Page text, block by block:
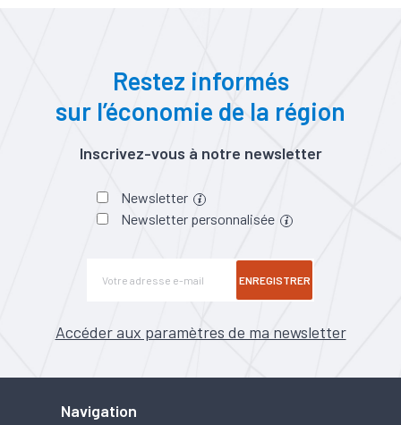
Restez informés
sur l’économie de la région
Inscrivez-vous à notre newsletter
Newsletter
Newsletter personnalisée
ENREGISTRER
Accéder aux paramètres de ma newsletter
Navigation